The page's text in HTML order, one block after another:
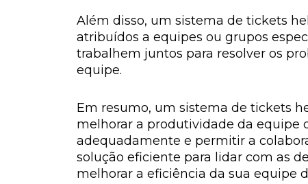
Além disso, um sistema de tickets
atribuídos a equipes ou grupos
trabalhem juntos para resolver os
equipe.
Em resumo, um sistema de tickets
melhorar a produtividade da equipe
adequadamente e permitir a
solução eficiente para lidar com as
melhorar a eficiência da sua equipe